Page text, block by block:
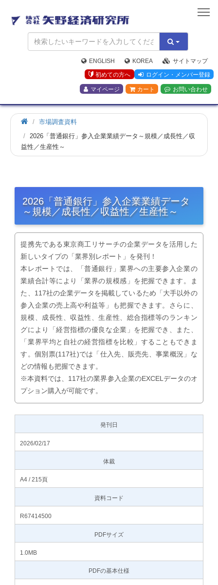
矢
野
経
済
研
究
所
ENGLISH KOREA
サイトマップ
初めての方へ
ログイン・メンバー登録
マイページ カート お問い合わせ
市場調査資料
2026「普通銀行」参入企業業績データ～規模／成長性／収
益性／生産性～
2026「普通銀行」参入企業業績データ
～規模／成長性／収益性／生産性～
提携先である東京商工リサーチの企業データを活用した
新しいタイプの「業界別レポート」を発刊！
本レポートでは、「普通銀行」業界への主要参入企業の
業績合計等により「業界の規模感」を把握できます。ま
た、117社の企業データを掲載しているため「大手以外の
参入企業の売上高や利益等」も把握できます。さらに、
規模、成長性、収益性、生産性、総合指標等のランキン
グにより「経営指標の優良な企業」を把握でき、また、
「業界平均と自社の経営指標を比較」することもできま
す。個別票(117社)では「仕入先、販売先、事業概況」な
どの情報も把握できます。
※本資料では、117社の業界参入企業のEXCELデータのオ
プション購入が可能です。
発刊日
2026/02/17
体裁
A4 / 215頁
資料コード
R67414500
PDFサイズ
1.0MB
PDFの基本仕様